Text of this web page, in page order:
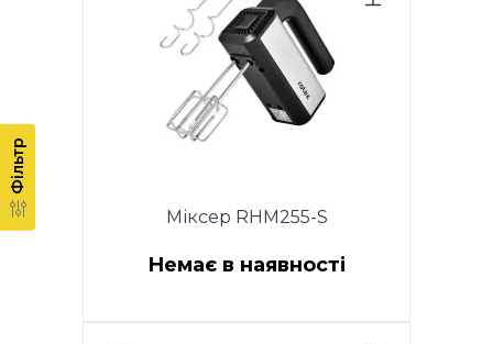
Фільтр
Насадки для тіста. Кнопка
вилучення насадок. Колір
білий. Гарантія - 1 рік.
Міксер RHM255-S
Немає в наявності